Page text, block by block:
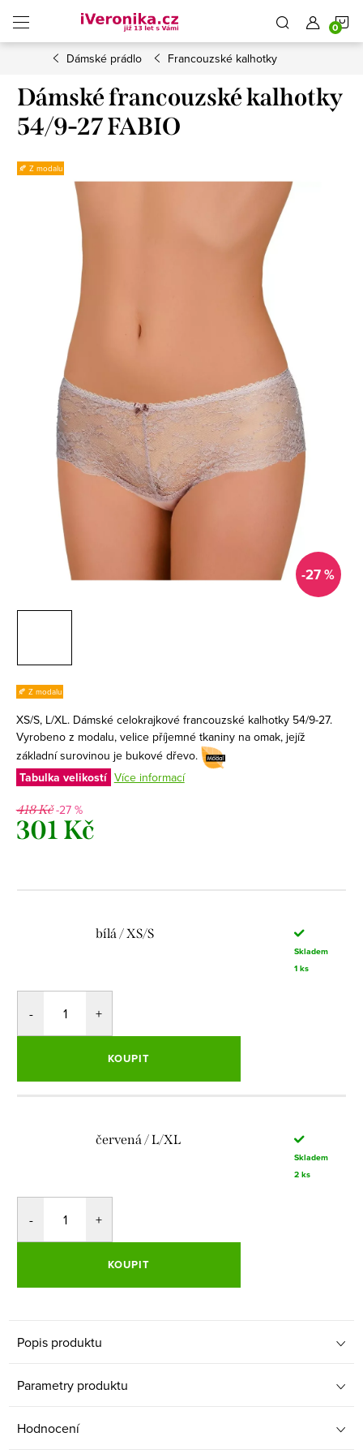
obsah
Dámské prádlo Francouzské kalhotky
Dámské francouzské kalhotky
54/9-27 FABIO
🍂 Z modalu
-27 %
🍂 Z modalu
XS/S, L/XL. Dámské celokrajkové francouzské kalhotky 54/9-27.
Vyrobeno z modalu, velice příjemné tkaniny na omak, jejíž
základní surovinou je bukové dřevo.
Tabulka velikostí Více informací
418 Kč-27 %
301 Kč
bílá / XS/S
Skladem
1 ks
KOUPIT
červená / L/XL
Skladem
2 ks
KOUPIT
Popis produktu
Parametry produktu
Hodnocení